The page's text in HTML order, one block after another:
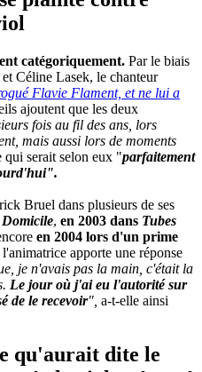
catégoriquement. Par le biais
Céline Lasek, le chanteur
Flavie Flament, et ne lui a
ajoutent que les deux
fois au fil des ans, lors
mais aussi lors de moments
qui serait selon eux "parfaitement
Bruel dans plusieurs de ses
, en 2003 dans Tubes
en 2004 lors d'un prime
apporte une réponse
je n'avais pas la main, c'était la
Le jour où j'ai eu l'autorité sur
de le recevoir", a-t-elle ainsi
qu'aurait dite le